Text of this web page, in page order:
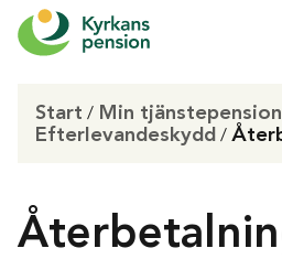
Start / Min tjänstepension
Efterlevandeskydd /